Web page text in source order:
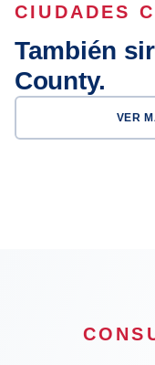
CIUDADES
También
County.
VER